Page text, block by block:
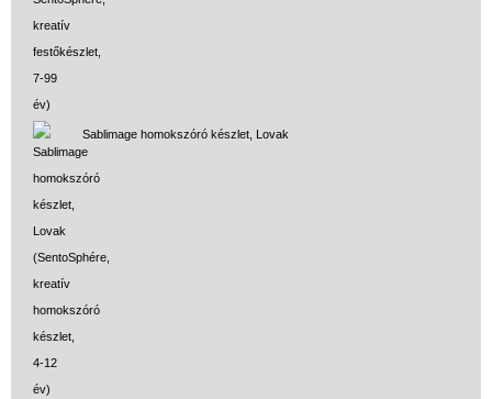
Sablimage homokszóró készlet, Lovak